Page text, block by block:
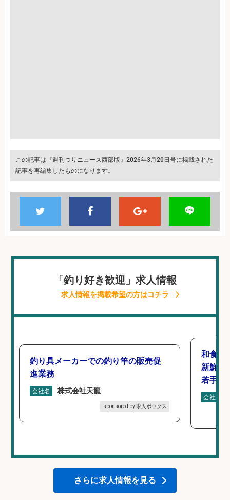
この記事は『週刊つりニュース西部版』2026年3月20日号に掲載された
記事を再編集したものになります。
「釣り好き歓迎」求人情報
求人情報を掲載希望の方はコチラ
釣り具メーカーでの釣り竿の販売促
進業務
会社名 株式会社天龍
sponsored by 求人ボックス
和食,
新鮮な
若手ス
会社名
さらに求人情報を見る